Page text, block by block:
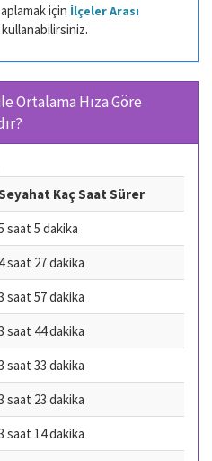
için İlçeler Arası
kullanabilirsiniz.
Ortalama Hıza Göre
Kaç Saat Sürer
saat 5 dakika
4 saat 27 dakika
saat 57 dakika
saat 44 dakika
saat 33 dakika
saat 23 dakika
saat 14 dakika